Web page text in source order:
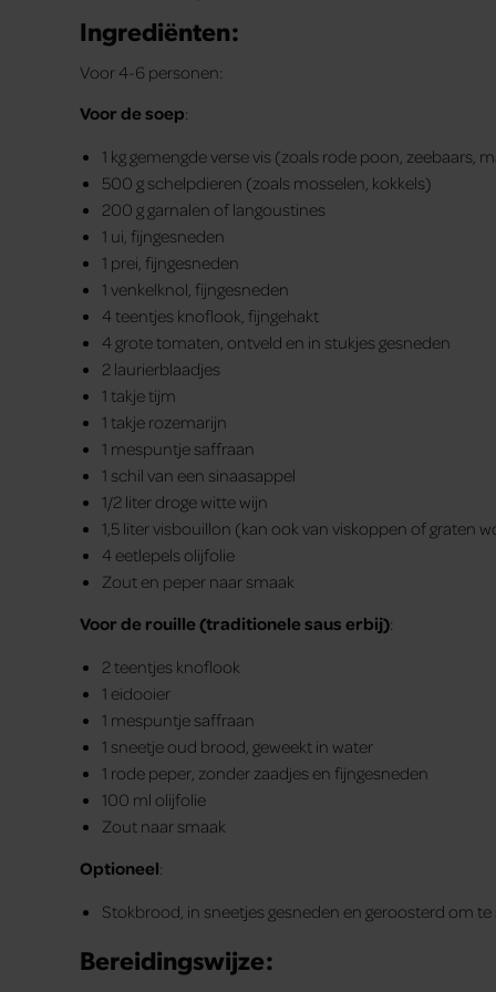
Ingrediënten:
Voor 4-6 personen:
Voor de soep:
1 kg gemengde verse vis (zoals rode poon, zeebaars,
500 g schelpdieren (zoals mosselen, kokkels)
200 g garnalen of langoustines
1 ui, fijngesneden
1 prei, fijngesneden
1 venkelknol, fijngesneden
4 teentjes knoflook, fijngehakt
4 grote tomaten, ontveld en in stukjes gesneden
2 laurierblaadjes
1 takje tijm
1 takje rozemarijn
1 mespuntje saffraan
1 schil van een sinaasappel
1/2 liter droge witte wijn
1,5 liter visbouillon (kan ook van viskoppen of graten
4 eetlepels olijfolie
Zout en peper naar smaak
Voor de rouille (traditionele saus erbij):
2 teentjes knoflook
1 eidooier
1 mespuntje saffraan
1 sneetje oud brood, geweekt in water
1 rode peper, zonder zaadjes en fijngesneden
100 ml olijfolie
Zout naar smaak
Optioneel:
Stokbrood, in sneetjes gesneden en geroosterd om te
Bereidingswijze: